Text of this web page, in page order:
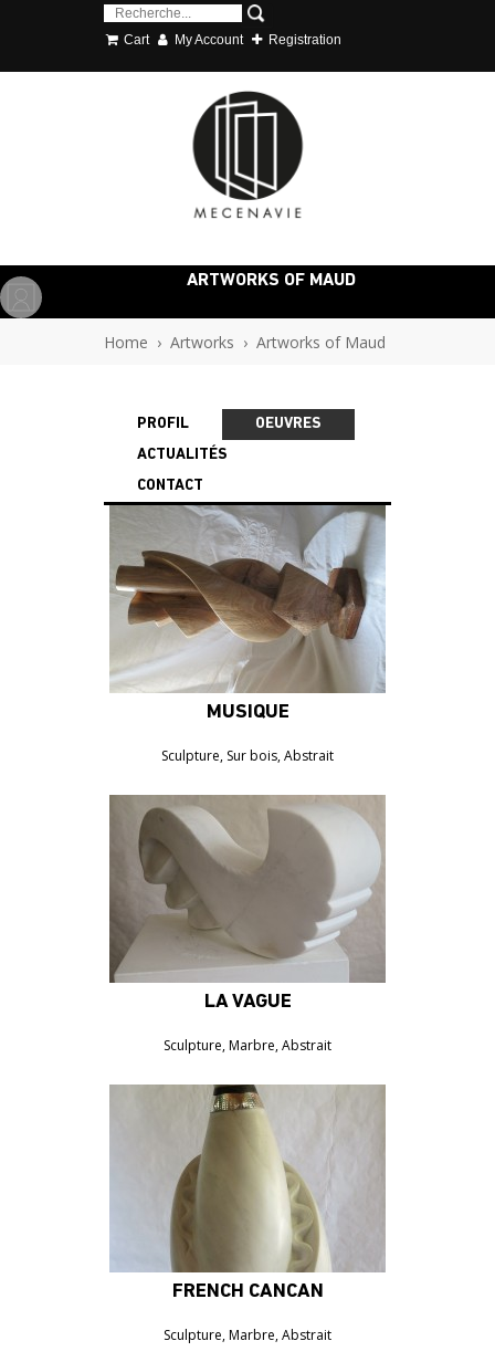
Cart My Account Registration
ARTWORKS OF MAUD
Home › Artworks › Artworks of Maud
PROFIL
OEUVRES
ACTUALITÉS
CONTACT
MUSIQUE
Sculpture, Sur bois, Abstrait
LA VAGUE
Sculpture, Marbre, Abstrait
FRENCH CANCAN
Sculpture, Marbre, Abstrait